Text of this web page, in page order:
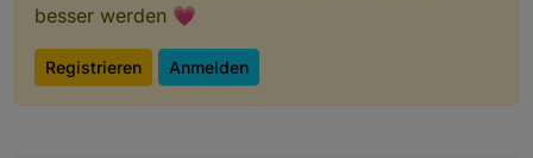
besser werden 💗
Registrieren Anmelden